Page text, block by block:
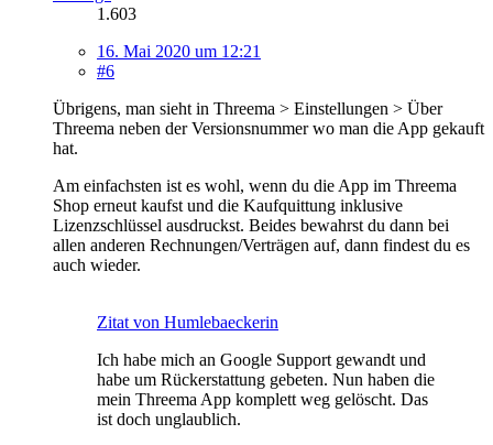
1.603
16. Mai 2020 um 12:21
#6
Übrigens, man sieht in Threema > Einstellungen > Über
Threema neben der Versionsnummer wo man die App gekauft
hat.
Am einfachsten ist es wohl, wenn du die App im Threema
Shop erneut kaufst und die Kaufquittung inklusive
Lizenzschlüssel ausdruckst. Beides bewahrst du dann bei
allen anderen Rechnungen/Verträgen auf, dann findest du es
auch wieder.
Zitat von Humlebaeckerin
Ich habe mich an Google Support gewandt und
habe um Rückerstattung gebeten. Nun haben die
mein Threema App komplett weg gelöscht. Das
ist doch unglaublich.